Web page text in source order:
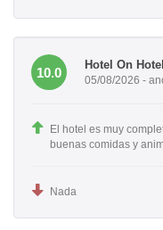
10.0
Hotel On
05/08/2026 -
El hotel es muy
buenas comidas y
Nada